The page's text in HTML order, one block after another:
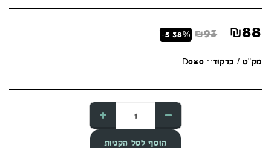
₪88
₪93
-5.38%
מק"ט / ברקוד:: D080
הוסף לסל הקניות